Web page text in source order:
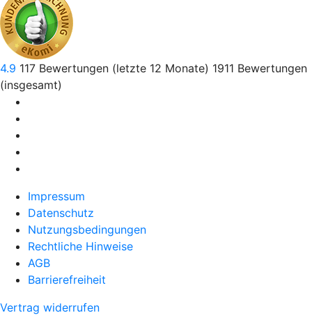
4.9 117 Bewertungen (letzte 12 Monate) 1911 Bewertungen
(insgesamt)
Impressum
Datenschutz
Nutzungsbedingungen
Rechtliche Hinweise
AGB
Barrierefreiheit
Vertrag widerrufen